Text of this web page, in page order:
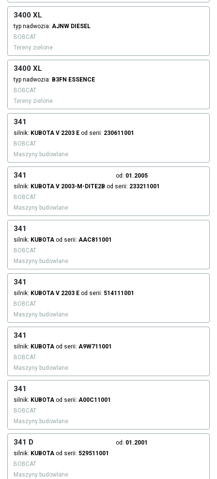
3400 XL
typ nadwozia: AJNW DIESEL
BOBCAT
Tereny zielone
3400 XL
typ nadwozia: B3FN ESSENCE
BOBCAT
Tereny zielone
341
silnik: KUBOTA V 2203 E od serii: 230611001
BOBCAT
Maszyny budowlane
341 od: 01.2005
silnik: KUBOTA V 2003-M-DITE2B od serii: 233211001
BOBCAT
Maszyny budowlane
341
silnik: KUBOTA od serii: AAC811001
BOBCAT
Maszyny budowlane
341
silnik: KUBOTA V 2203 E od serii: 514111001
BOBCAT
Maszyny budowlane
341
silnik: KUBOTA od serii: A9W711001
BOBCAT
Maszyny budowlane
341
silnik: KUBOTA od serii: A00C11001
BOBCAT
Maszyny budowlane
341 D od: 01.2001
silnik: KUBOTA od serii: 529511001
BOBCAT
Maszyny budowlane